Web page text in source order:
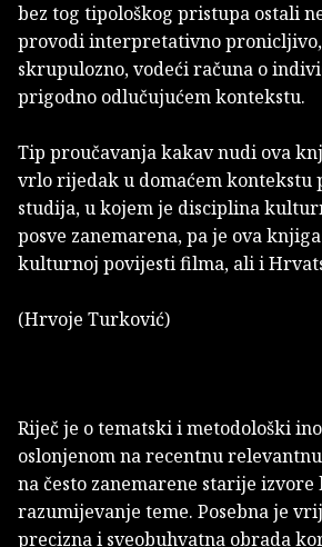
bez tog tipološkog pristupa ostali
provodi interpretativno
skrupulozno, vodeći računa o
prigodno odlučujućem kontekstu.
Tip proučavanja kakav nudi ova
vrlo rijedak u domaćem kontekstu
studija, u kojem je disciplina
posve zanemarena, pa je ova
kulturnoj povijesti filma, ali i
(Hrvoje Turković)
Riječ je o tematski i metodološki
oslonjenom na recentnu
na često zanemarene starije izvore
razumijevanje teme. Posebna je
precizna i sveobuhvatna obrada